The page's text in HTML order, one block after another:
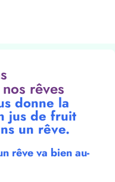
rêves
donne la
jus de fruit
un rêve.
rêve va bien au-